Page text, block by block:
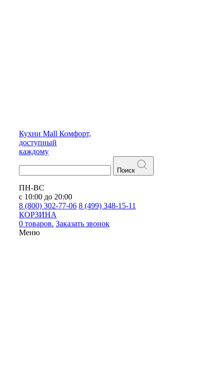
Кухни Mall Комфорт,
доступный
каждому
Поиск
ПН-ВС
с 10:00 до 20:00
8 (800) 302-77-06 8 (499) 348-15-11
КОРЗИНА
0 товаров. Заказать звонок
Меню